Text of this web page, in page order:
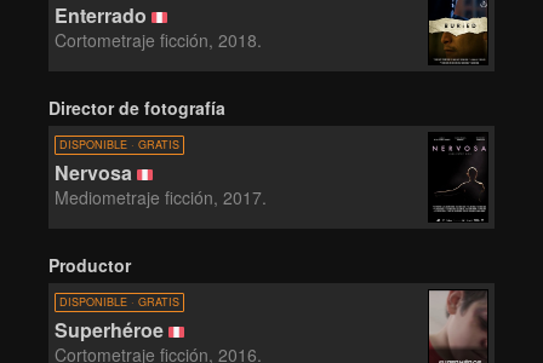
Enterrado
Cortometraje ficción, 2018.
Director de fotografía
DISPONIBLE · GRATIS
Nervosa
Mediometraje ficción, 2017.
Productor
DISPONIBLE · GRATIS
Superhéroe
Cortometraje ficción, 2016.